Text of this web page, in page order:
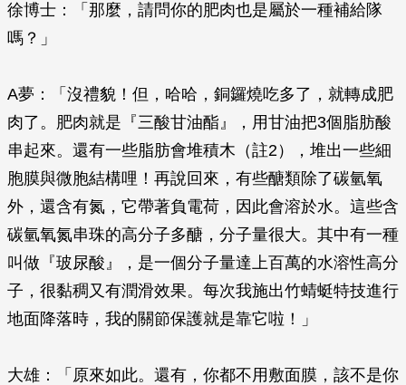
徐博士：「那麼，請問你的肥肉也是屬於一種補給隊
嗎？」
A夢：「沒禮貌！但，哈哈，銅鑼燒吃多了，就轉成肥
肉了。肥肉就是『三酸甘油酯』，用甘油把3個脂肪酸
串起來。還有一些脂肪會堆積木（註2），堆出一些細
胞膜與微胞結構哩！再說回來，有些醣類除了碳氫氧
外，還含有氮，它帶著負電荷，因此會溶於水。這些含
碳氫氧氮串珠的高分子多醣，分子量很大。其中有一種
叫做『玻尿酸』，是一個分子量達上百萬的水溶性高分
子，很黏稠又有潤滑效果。每次我施出竹蜻蜓特技進行
地面降落時，我的關節保護就是靠它啦！」
大雄：「原來如此。還有，你都不用敷面膜，該不是你